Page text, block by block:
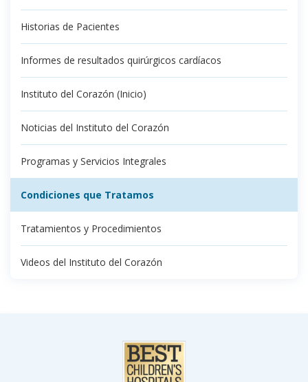
Historias de Pacientes
Informes de resultados quirúrgicos cardíacos
Instituto del Corazón (Inicio)
Noticias del Instituto del Corazón
Programas y Servicios Integrales
Condiciones que Tratamos
Tratamientos y Procedimientos
Videos del Instituto del Corazón